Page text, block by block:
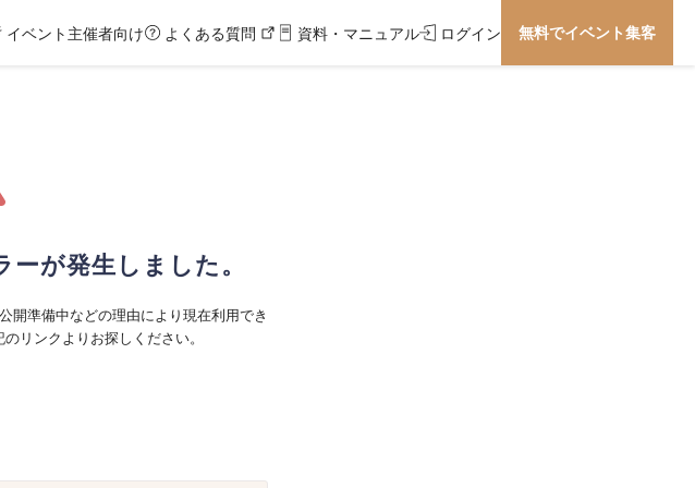
イベント主催者向け よくある質問 資料・マニュアル ログイン 無料でイベント集客
が発生しました。
開準備中などの理由により現在利用でき
リンクよりお探しください。